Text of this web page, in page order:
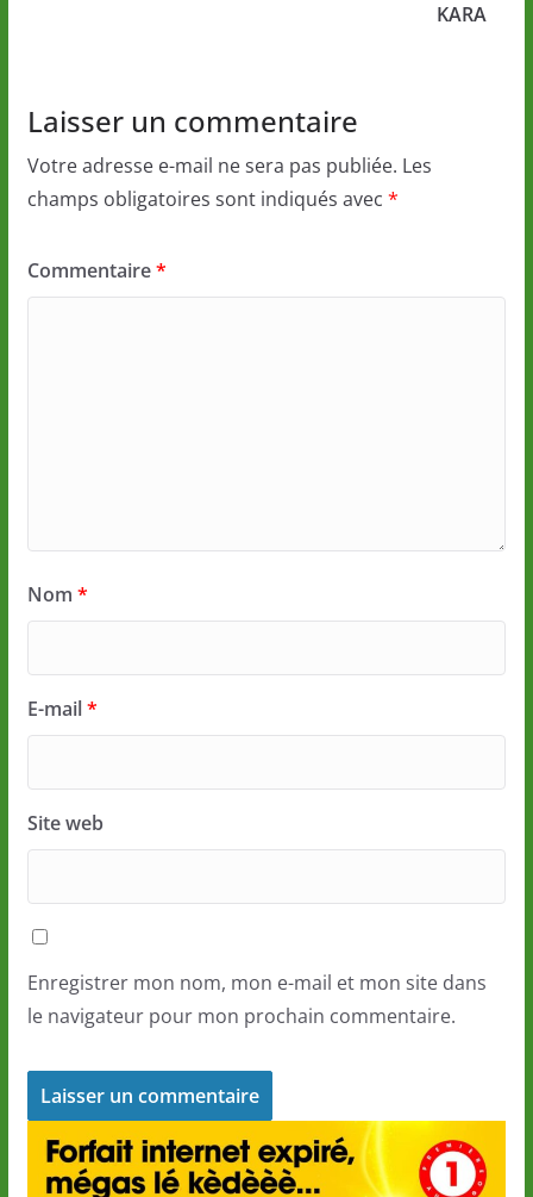
KARA
Laisser un commentaire
Votre adresse e-mail ne sera pas publiée. Les
champs obligatoires sont indiqués avec *
Commentaire*
Nom *
E-mail*
Site web
Enregistrer mon nom, mon e-mail et mon site dans
le navigateur pour mon prochain commentaire.